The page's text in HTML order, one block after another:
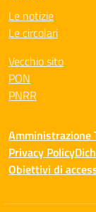
Le notizie
Le circolari
Vecchio sito
PON
PNRR
Amministrazione
Privacy Policy
Obiettivi di